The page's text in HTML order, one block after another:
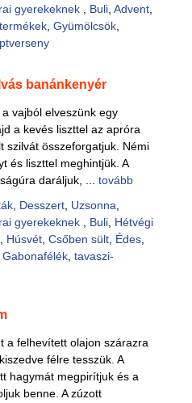
gyerekeknek Buli, Advent,
, Gyümölcsök,
banánkenyér
a vajból elveszünk egy
a kevés liszttel az apróra
szilvát összeforgatjuk. Némi
és liszttel meghintjük. A
daráljuk, ... tovább
, Desszert, Uzsonna
gyerekeknek Buli, Hétvégi
Húsvét, Csőben sült, Édes,
Gabonafélék, tavaszi-
a felhevített olajon szárazra
félre tesszük. A
hagymát megpirítjuk és a
benne. A zúzott